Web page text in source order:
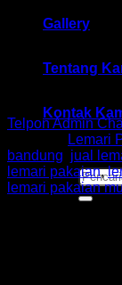
Gallery
Tentang
Kontak
untuk:
Telpon Admin
Lemari
bandung jual
lemari pakaian,
lemari pakaian